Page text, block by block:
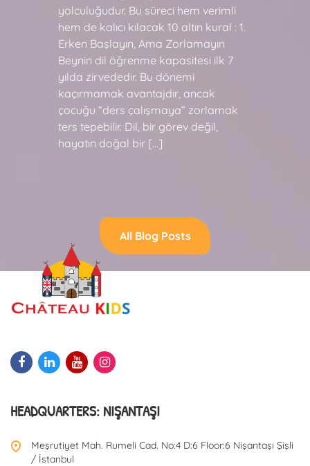
yolculuğudur. Bu süreci hem verimli
hem de kalıcı kılacak 10 altın kural : 1.
Erken Başlayın, Ama Zorlamayın
Beynin dil öğrenme kapasitesi ilk 7
yılda zirvededir. Bu dönemi
kaçırmamak avantajdır, ancak
çocuğu “ders çalışmaya” zorlamak
ters tepebilir. Dil, bir görev değil,
hayatın doğal bir […]
All Blog Posts
HEADQUARTERS: NIŞANTAŞI
Meşrutiyet Mah. Rumeli Cad. No:4 D:6 Floor:6 Nişantaşı Şişli
/ İstanbul